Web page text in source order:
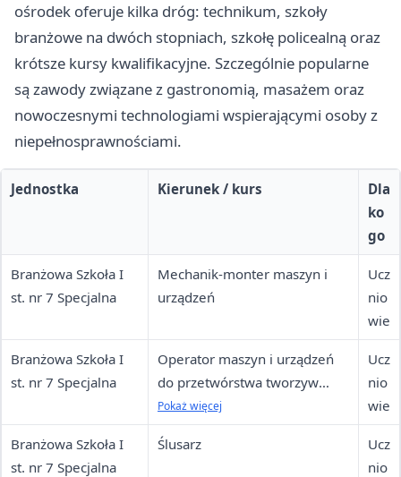
ośrodek oferuje kilka dróg: technikum, szkoły
branżowe na dwóch stopniach, szkołę policealną oraz
krótsze kursy kwalifikacyjne. Szczególnie popularne
są zawody związane z gastronomią, masażem oraz
nowoczesnymi technologiami wspierającymi osoby z
niepełnosprawnościami.
Jednostka Kierunek / kurs
Dla
ko
go
Branżowa Szkoła I
st. nr 7 Specjalna
Mechanik-monter maszyn i
urządzeń
Ucz
nio
wie
Branżowa Szkoła I
st. nr 7 Specjalna
Operator maszyn i urządzeń
do przetwórstwa tworzyw
sztucznych
Pokaż więcej
Ucz
nio
wie
Branżowa Szkoła I
st. nr 7 Specjalna
Ślusarz
Ucz
nio